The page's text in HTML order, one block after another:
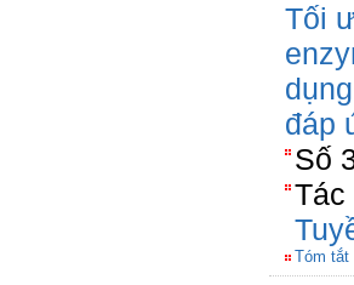
Tối
đáp
Số
Tóm tắt